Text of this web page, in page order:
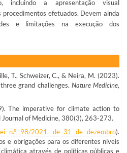
incluindo a apresentação visual
efetuados. Devem ainda
e limitações na execução dos
T., Schweizer, C., & Neira, M. (2023).
grand challenges. Nature Medicine,
The imperative for climate action to
of Medicine, 380(3), 263-273.
n.º 98/2021, de 31 de dezembro).
e obrigações para os diferentes níveis
através de políticas públicas e